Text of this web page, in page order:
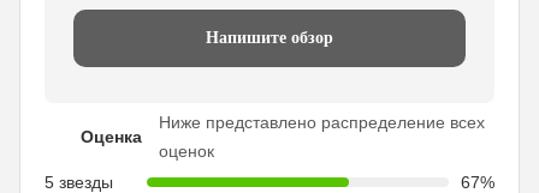
Напишите обзор
Оценка
Ниже представлено распределение всех
оценок
5 звезды
67%